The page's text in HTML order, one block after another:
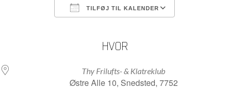
TILFØJ TIL KALENDER
HVOR
Thy Frilufts- & Klatreklub
Østre Alle 10, Snedsted, 7752